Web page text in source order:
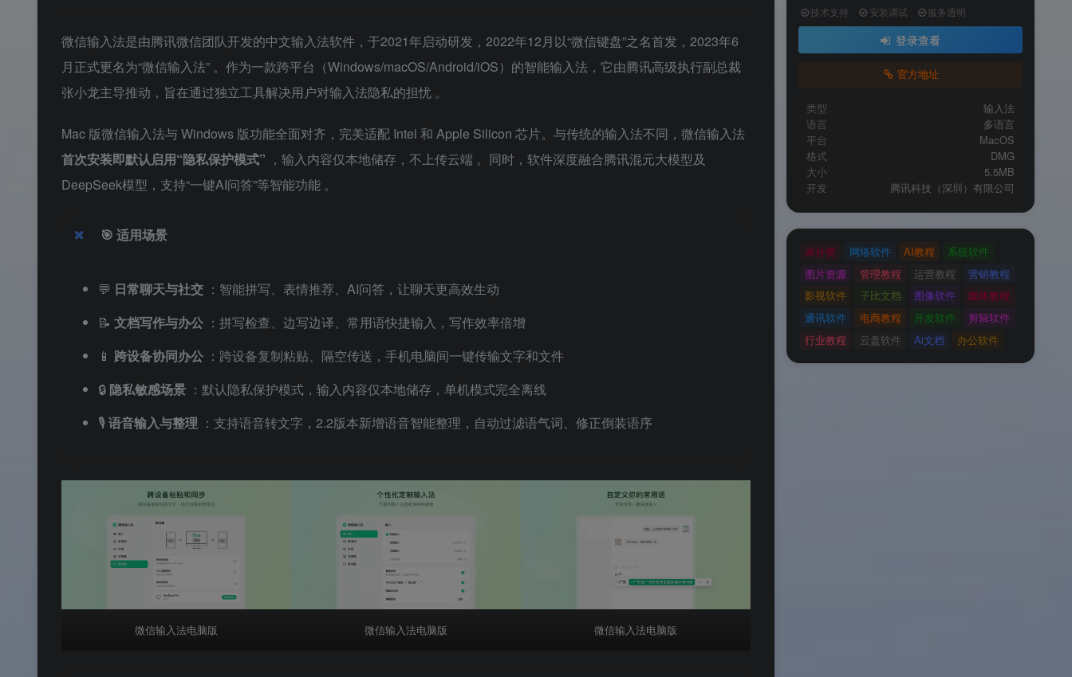
微信输入法是由腾讯微信团队开发的中文输入法软件，于2021年启动研发，2022年12月以“微信键盘”之名首发，2023年6
月正式更名为“微信输入法” 。作为一款跨平台（Windows/macOS/Android/iOS）的智能输入法，它由腾讯高级执行副总裁
张小龙主导推动，旨在通过独立工具解决用户对输入法隐私的担忧 。
Mac 版微信输入法与 Windows 版功能全面对齐，完美适配 Intel 和 Apple Silicon 芯片。与传统的输入法不同，微信输入法
首次安装即默认启用“隐私保护模式” ，输入内容仅本地储存，不上传云端 。同时，软件深度融合腾讯混元大模型及
DeepSeek模型，支持“一键AI问答”等智能功能 。
🎯 适用场景
💬 日常聊天与社交 ：智能拼写、表情推荐、AI问答，让聊天更高效生动
📝 文档写作与办公 ：拼写检查、边写边译、常用语快捷输入，写作效率倍增
📱 跨设备协同办公 ：跨设备复制粘贴、隔空传送，手机电脑间一键传输文字和文件
🔒 隐私敏感场景 ：默认隐私保护模式，输入内容仅本地储存，单机模式完全离线
🎙️语音输入与整理 ：支持语音转文字，2.2版本新增语音智能整理，自动过滤语气词、修正倒装语序
微信输入法电脑版 微信输入法电脑版 微信输入法电脑版
技术支持 安装调试 服务透明
登录查看
官方地址
类型
输入法
语言
多语言
平台
MacOS
格式
DMG
大小
5.5MB
开发
腾讯科技（深圳）有限公司
未分类 网络软件 AI教程
系统软件
图片资源
管理教程 运营教程
营销教程
影视软件
子比文档 图像软件
媒体教程
通讯软件
电商教程 开发软件
剪辑软件
行业教程
云盘软件 Ai文档 办公软件